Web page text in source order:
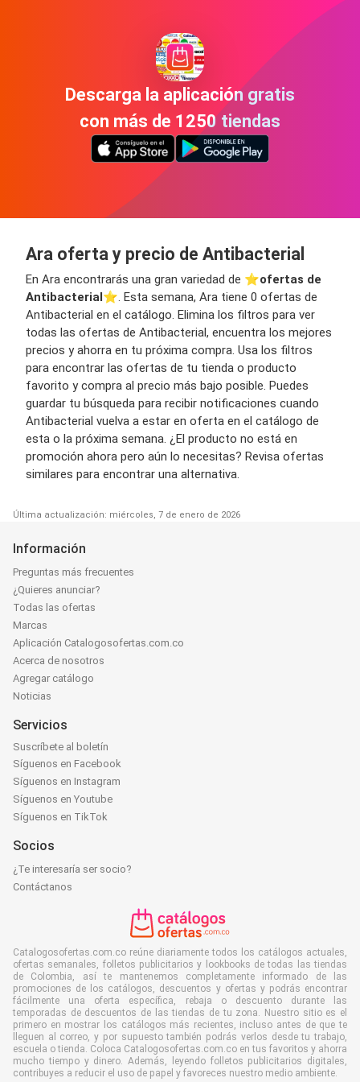
Descarga la aplicación gratis
con más de 1250 tiendas
Ara oferta y precio de Antibacterial
En Ara encontrarás una gran variedad de ⭐️ofertas de
Antibacterial ⭐️. Esta semana, Ara tiene 0 ofertas de
Antibacterial en el catálogo. Elimina los filtros para ver
todas las ofertas de Antibacterial, encuentra los mejores
precios y ahorra en tu próxima compra. Usa los filtros
para encontrar las ofertas de tu tienda o producto
favorito y compra al precio más bajo posible. Puedes
guardar tu búsqueda para recibir notificaciones cuando
Antibacterial vuelva a estar en oferta en el catálogo de
esta o la próxima semana. ¿El producto no está en
promoción ahora pero aún lo necesitas? Revisa ofertas
similares para encontrar una alternativa.
Última actualización: miércoles, 7 de enero de 2026
Información
Preguntas más frecuentes
¿Quieres anunciar?
Todas las ofertas
Marcas
Aplicación Catalogosofertas.com.co
Acerca de nosotros
Agregar catálogo
Noticias
Servicios
Suscríbete al boletín
Síguenos en Facebook
Síguenos en Instagram
Síguenos en Youtube
Síguenos en TikTok
Socios
¿Te interesaría ser socio?
Contáctanos
Catalogosofertas.com.co reúne diariamente todos los catálogos actuales,
ofertas semanales, folletos publicitarios y lookbooks de todas las tiendas
de Colombia, así te mantenemos completamente informado de las
promociones de los catálogos, descuentos y ofertas y podrás encontrar
fácilmente una oferta específica, rebaja o descuento durante las
temporadas de descuentos de las tiendas de tu zona. Nuestro sitio es el
primero en mostrar los catálogos más recientes, incluso antes de que te
lleguen al correo, y por supuesto también podrás verlos desde tu trabajo,
escuela o tienda. Coloca Catalogosofertas.com.co en tus favoritos y ahorra
mucho tiempo y dinero. Además, leyendo folletos publicitarios digitales,
contribuyes a reducir el uso de papel y favoreces nuestro medio ambiente.